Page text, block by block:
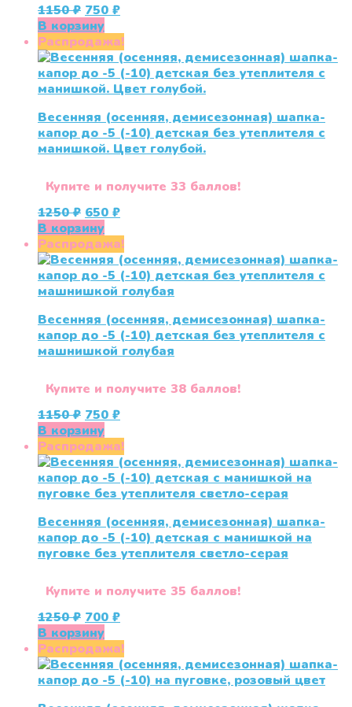
1150₽ Первоначальная
цена
составляла
1150 ₽.
750 ₽Текущая
750 ₽.
В корзину
Распродажа!
Весенняя (осенняя, демисезонная) шапка-
капор до -5 (-10) детская без утеплителя с
манишкой. Цвет голубой.
Купите и получите 33 баллов!
1250₽ Первоначальная
цена
составляла
1250 ₽.
650 ₽Текущая
650 ₽.
В корзину
Распродажа!
Весенняя (осенняя, демисезонная) шапка-
капор до -5 (-10) детская без утеплителя с
машнишкой голубая
Купите и получите 38 баллов!
1150₽ Первоначальная
цена
составляла
1150 ₽.
750 ₽Текущая
750 ₽.
В корзину
Распродажа!
Весенняя (осенняя, демисезонная) шапка-
капор до -5 (-10) детская с манишкой на
пуговке без утеплителя светло-серая
Купите и получите 35 баллов!
1250₽ Первоначальная
цена
составляла
1250 ₽.
700 ₽Текущая
700 ₽.
В корзину
Распродажа!